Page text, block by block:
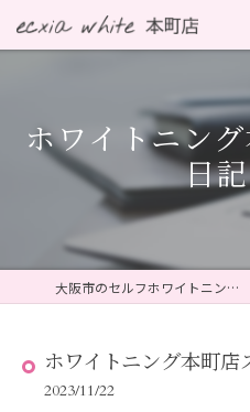
ホワイトニン
日
大阪市のセルフホワイトニングならecxia white 本町店
ホワイトニング本町
2023/11/22